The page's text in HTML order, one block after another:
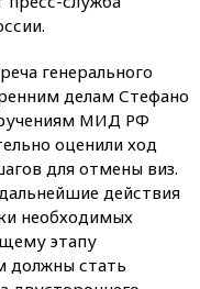
генерального
делам Стефано
МИД РФ
оценили ход
для отмены виз.
действия
необходимых
этапу
должны стать